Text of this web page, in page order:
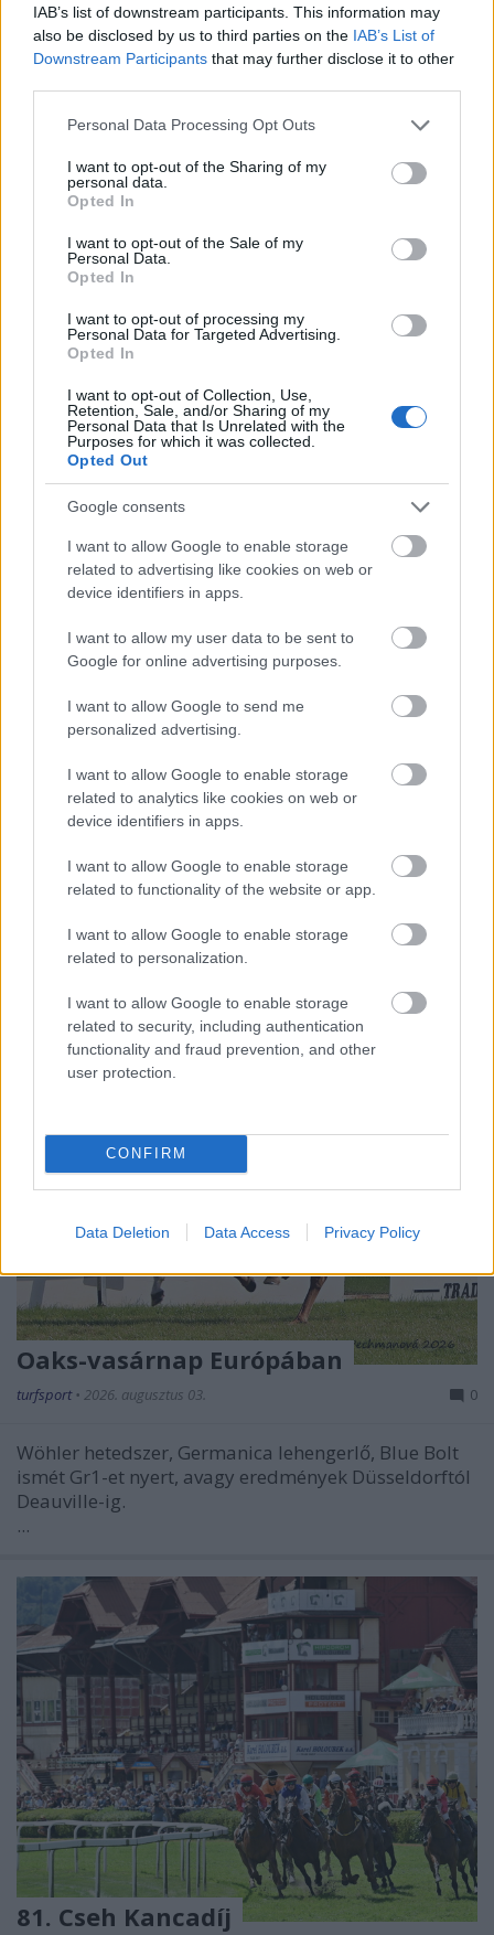
IAB’s list of downstream participants. This information may
also be disclosed by us to third parties on the IAB’s List of
Downstream Participants that may further disclose it to other
Please note that this website/app uses one or more Google
not limited to your visit or usage behaviour. You may click to
grant or deny consent to Google and its third-party tags to
use your data for below specified purposes in below Google
consent section.
Personal Data Processing Opt Outs
I want to opt-out of the Sharing of my
personal data.
Opted In
I want to opt-out of the Sale of my
Personal Data.
Opted In
I want to opt-out of processing my
Personal Data for Targeted Advertising.
Opted In
I want to opt-out of Collection, Use,
Retention, Sale, and/or Sharing of my
Personal Data that Is Unrelated with the
Purposes for which it was collected.
Opted Out
Google consents
I want to allow Google to enable storage
related to advertising like cookies on web or
device identifiers in apps.
I want to allow my user data to be sent to
Google for online advertising purposes.
I want to allow Google to send me
personalized advertising.
I want to allow Google to enable storage
related to analytics like cookies on web or
device identifiers in apps.
I want to allow Google to enable storage
related to functionality of the website or app.
I want to allow Google to enable storage
related to personalization.
I want to allow Google to enable storage
related to security, including authentication
functionality and fraud prevention, and other
user protection.
CONFIRM
Data Deletion Data Access Privacy Policy
A versenypályáról a frontvonalra
Craig Williams a 10. bajnoki címe után ismét
Magyar Kancadíj – ahol a klasszis
valódi értelmet nyer
racingportal1• 2026. augusztus 05.
Következik a 191. kiadás.
Oaks-vasárnap Európában
turfsport • 2026. augusztus 03. 0
Wöhler hetedszer, Germanica lehengerlő, Blue Bolt
ismét Gr1-et nyert, avagy eredmények Düsseldorftól
Deauville-ig.
...
81. Cseh Kancadíj